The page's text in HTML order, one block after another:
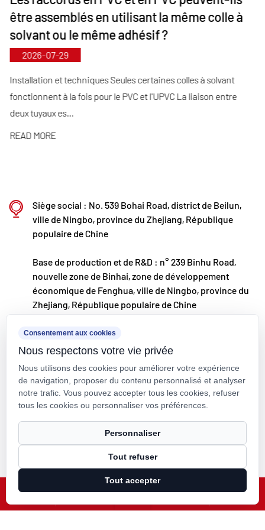
comblant ainsi les lacunes du marché et
maintenant notre avantage concurrentiel dans
l'industrie.
Guidé par le principe « Axé sur la technologie et en
phase avec son temps », Kaixin alloue près de 10
millions de RMB par an à la R&D. Nous garantissons
une qualité de produit supérieure grâce à une
fabrication automatisée standardisée et à un
permanence les tendances du marché mondial et
exploitons les canaux numériques pour proposer
nos clients du monde entier.
Ningbo • Base de R&D et de production de Fenghua
Avec un investissement total de 200 millions de
Co., Ltd. a créé un nouveau laboratoire de
matériaux en collaboration avec des universités et
des instituts de recherche, construit une base de
fabrication moderne et installé 8 lignes de
production entièrement automatisées pour les
plastiques modifiés et 8 pour les matériaux
polymères. L'installation est dédiée à la R&D, à la
production et à l'application de nouveaux
plastiques et matériaux polymères modifiés. Kaixin
s'engage également à attirer les meilleurs talents
être assemblés en utilisant la même colle à
solvant ou le même adhésif ?
2026-07-29
Installation et techniques Seules certaines colles à solvant
fonctionnent à la fois pour le PVC et l'UPVC La liaison entre
deux tuyaux es...
READ MORE
Siège social : No. 539 Bohai Road, district de Beilun,
ville de Ningbo, province du Zhejiang, République
populaire de Chine
Base de production et de R&D : n° 239 Binhu Road,
nouvelle zone de Binhai, zone de développement
économique de Fenghua, ville de Ningbo, province du
Zhejiang, République populaire de Chine
kxpv@kxpv.com
+86-18067123177
Droit d'auteur © Kaixin Pipeline Technologies Co., Ltd. Tous droits
réservés.
Smart Cloud
Consentement aux cookies
Nous respectons votre vie privée
Nous utilisons des cookies pour améliorer votre expérience
de navigation, proposer du contenu personnalisé et analyser
notre trafic. Vous pouvez accepter tous les cookies, refuser
tous les cookies ou personnaliser vos préférences.
Personnaliser
Tout refuser
Tout accepter